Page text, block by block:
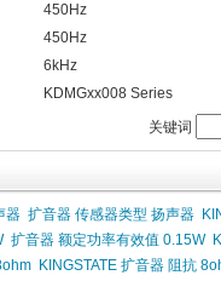
450Hz
450Hz
6kHz
KDMGxx008 Series
关键词
器 扩音器 传感器类型 扬声器
扩音器 额定功率有效值 0.15W
KINGSTATE 扩音器 阻抗